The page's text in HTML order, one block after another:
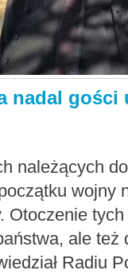
nadal gości
należących
wojny
Otoczenie
ale też
Radiu